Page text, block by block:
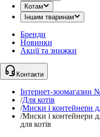
Котам
Іншим тваринам
Бренди
Новинки
Акції та знижки
Контакти
Інтернет-зоомагазин
/Для котів
/Миски і контейнери
/Миски і контейнери
для котів